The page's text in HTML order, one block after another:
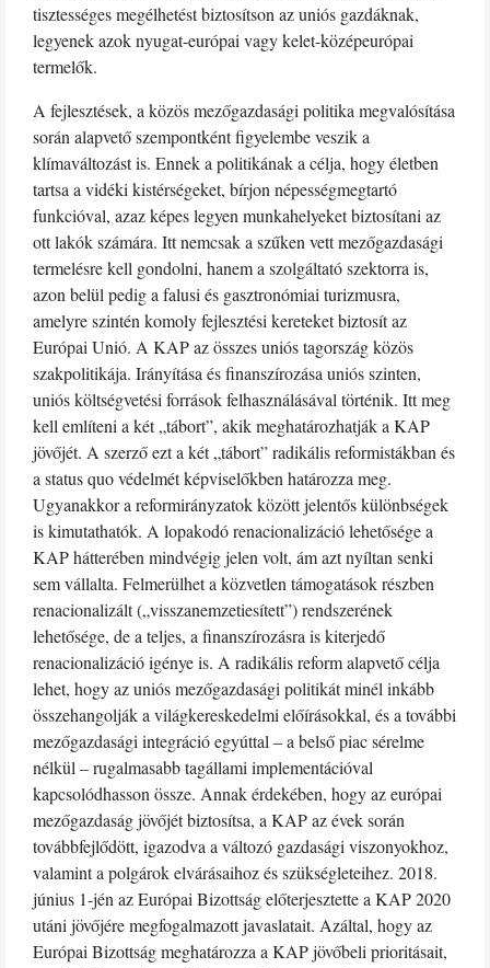
tisztességes megélhetést biztosítson az uniós gazdáknak,
legyenek azok nyugat-európai vagy kelet-középeurópai
termelők.
A fejlesztések, a közös mezőgazdasági politika megvalósítása
során alapvető szempontként figyelembe veszik a
klímaváltozást is. Ennek a politikának a célja, hogy életben
tartsa a vidéki kistérségeket, bírjon népességmegtartó
funkcióval, azaz képes legyen munkahelyeket biztosítani az
ott lakók számára. Itt nemcsak a szűken vett mezőgazdasági
termelésre kell gondolni, hanem a szolgáltató szektorra is,
azon belül pedig a falusi és gasztronómiai turizmusra,
amelyre szintén komoly fejlesztési kereteket biztosít az
Európai Unió. A KAP az összes uniós tagország közös
szakpolitikája. Irányítása és finanszírozása uniós szinten,
uniós költségvetési források felhasználásával történik. Itt meg
kell említeni a két „tábort”, akik meghatározhatják a KAP
jövőjét. A szerző ezt a két „tábort” radikális reformistákban és
a status quo védelmét képviselőkben határozza meg.
Ugyanakkor a reformirányzatok között jelentős különbségek
is kimutathatók. A lopakodó renacionalizáció lehetősége a
KAP hátterében mindvégig jelen volt, ám azt nyíltan senki
sem vállalta. Felmerülhet a közvetlen támogatások részben
renacionalizált („visszanemzetiesített”) rendszerének
lehetősége, de a teljes, a finanszírozásra is kiterjedő
renacionalizáció igénye is. A radikális reform alapvető célja
lehet, hogy az uniós mezőgazdasági politikát minél inkább
összehangolják a világkereskedelmi előírásokkal, és a további
mezőgazdasági integráció egyúttal – a belső piac sérelme
nélkül – rugalmasabb tagállami implementációval
kapcsolódhasson össze. Annak érdekében, hogy az európai
mezőgazdaság jövőjét biztosítsa, a KAP az évek során
továbbfejlődött, igazodva a változó gazdasági viszonyokhoz,
valamint a polgárok elvárásaihoz és szükségleteihez. 2018.
június 1-jén az Európai Bizottság előterjesztette a KAP 2020
utáni jövőjére megfogalmazott javaslatait. Azáltal, hogy az
Európai Bizottság meghatározza a KAP jövőbeli prioritásait,